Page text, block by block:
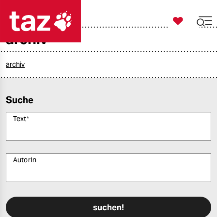
politik
gesellschaft
sport

taz zahl ich
archiv
archiv
Suche
Text*
AutorIn